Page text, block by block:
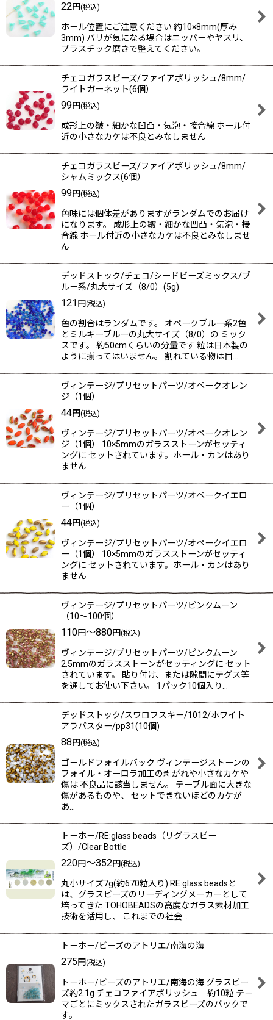
22円(税込)
ホール位置にご注意ください 約10×8mm(厚み
3mm) バリが気になる場合はニッパーやヤスリ、
プラスチック磨きで整えてください。
チェコガラスビーズ/ファイアポリッシュ/8mm/
ライトガーネット(6個）
99円(税込)
成形上の皺・細かな凹凸・気泡・接合線 ホール付
近の小さなカケは不良とみなしません
チェコガラスビーズ/ファイアポリッシュ/8mm/
シャムミックス(6個）
99円(税込)
色味には個体差がありますがランダムでのお届け
になります。 成形上の皺・細かな凹凸・気泡・接
合線 ホール付近の小さなカケは不良とみなしませ
ん
デッドストック/チェコ/シードビーズミックス/ブ
ルー系/丸大サイズ（8/0）(5g)
121 円(税込)
色の割合はランダムです。 オペークブルー系2色
とミルキーブルーの丸大サイズ（8/0）の ミック
スです。 約50cmくらいの分量です 粒は日本製の
ように揃ってはいません。 割れている物は目…
ヴィンテージ/プリセットパーツ/オペークオレン
ジ（1個）
44円(税込)
ヴィンテージ/プリセットパーツ/オペークオレン
ジ（1個） 10×5mmのガラスストーンがセッティ
ングに セットされています。ホール・カンはあり
ません
ヴィンテージ/プリセットパーツ/オペークイエロ
ー（1個）
44円(税込)
ヴィンテージ/プリセットパーツ/オペークイエロ
ー（1個） 10×5mmのガラスストーンがセッティ
ングに セットされています。ホール・カンはあり
ません
ヴィンテージ/プリセットパーツ/ピンクムーン
（10〜100個）
110円～880円(税込)
ヴィンテージ/プリセットパーツ/ピンクムーン
2.5mmのガラスストーンがセッティングに セット
されています。 貼り付け、または隙間にテグス等
を通してお使い下さい。 1パック10個入り…
デッドストック/スワロフスキー/1012/ホワイト
アラバスター/pp31(10個)
88円(税込)
ゴールドフォイルバック ヴィンテージストーンの
フォイル・オーロラ加工の剥がれや小さなカケや
傷は 不良品に該当しません。 テーブル面に大きな
傷があるものや、 セットできないほどのカケが
あ…
トーホー/RE:glass beads（リグラスビー
ズ）/Clear Bottle
220円～352円(税込)
丸小サイズ7g(約670粒入り) RE:glass beadsと
は、グラスビーズのリーディングメーカーとして
培ってきた TOHOBEADSの高度なガラス素材加工
技術を活用し、 これまでの社会…
トーホー/ビーズのアトリエ/南海の海
275円(税込)
トーホー/ビーズのアトリエ/南海の海 グラスビー
ズ約2.1g チェコファイアポリッシュ 約10粒 テー
マごとにミックスされたガラスビーズのパックで
す。